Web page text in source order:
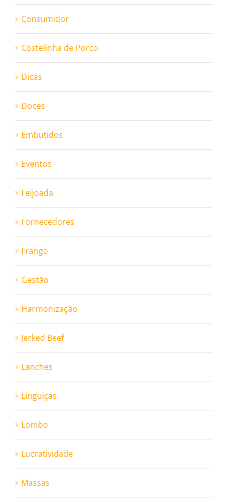
Consumidor
Costelinha de Porco
Dicas
Doces
Embutidos
Eventos
Feijoada
Fornecedores
Frango
Gestão
Harmonização
Jerked Beef
Lanches
Linguiças
Lombo
Lucratividade
Massas